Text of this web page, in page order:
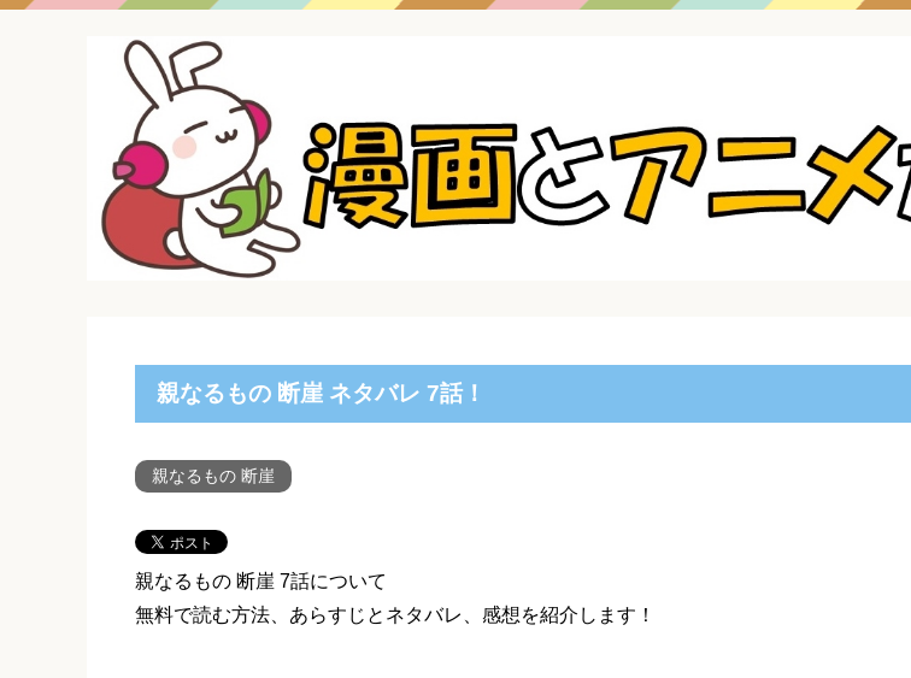
親なるもの 断崖 ネタバレ 7話！
親なるもの 断崖
親なるもの 断崖 7話について
無料で読む方法、あらすじとネタバレ、感想を紹介します！